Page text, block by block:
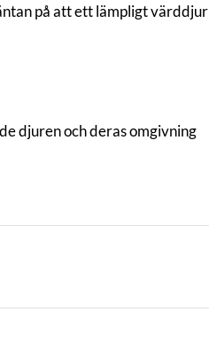
på att ett lämpligt värddjur
djuren och deras omgivning